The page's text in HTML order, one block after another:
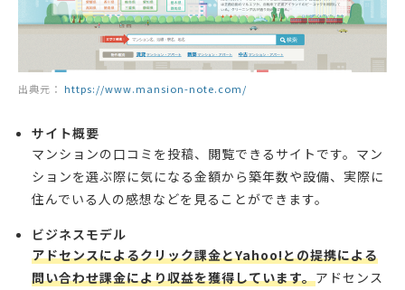
出典元： https://www.mansion-note.com/
サイト概要
マンションの口コミを投稿、閲覧できるサイトです。マン
ションを選ぶ際に気になる金額から築年数や設備、実際に
住んでいる人の感想などを見ることができます。
ビジネスモデル
アドセンスによるクリック課金とYahoo!との提携による
問い合わせ課金により収益を獲得しています。アドセンス